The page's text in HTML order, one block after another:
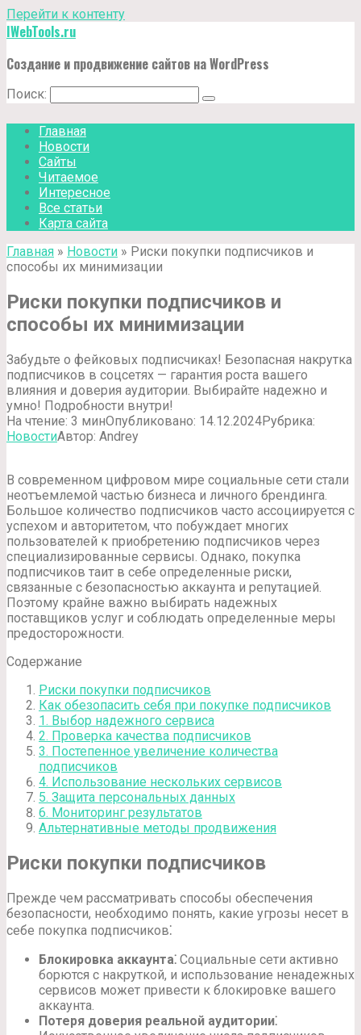
Перейти к контенту
IWebTools.ru
Создание и продвижение сайтов на WordPress
Поиск:
Главная
Новости
Сайты
Читаемое
Интересное
Все статьи
Карта сайта
Главная » Новости » Риски покупки подписчиков и
способы их минимизации
Риски покупки подписчиков и
способы их минимизации
Забудьте о фейковых подписчиках! Безопасная накрутка
подписчиков в соцсетях — гарантия роста вашего
влияния и доверия аудитории. Выбирайте надежно и
умно! Подробности внутри!
На чтение: 3 минОпубликовано: 14.12.2024Рубрика:
НовостиАвтор: Andrey
В современном цифровом мире социальные сети стали
неотъемлемой частью бизнеса и личного брендинга.
Большое количество подписчиков часто ассоциируется с
успехом и авторитетом, что побуждает многих
пользователей к приобретению подписчиков через
специализированные сервисы. Однако, покупка
подписчиков таит в себе определенные риски,
связанные с безопасностью аккаунта и репутацией.
Поэтому крайне важно выбирать надежных
поставщиков услуг и соблюдать определенные меры
предосторожности.
Содержание
Риски покупки подписчиков
Как обезопасить себя при покупке подписчиков
1. Выбор надежного сервиса
2. Проверка качества подписчиков
3. Постепенное увеличение количества
подписчиков
4. Использование нескольких сервисов
5. Защита персональных данных
6. Мониторинг результатов
Альтернативные методы продвижения
Риски покупки подписчиков
Прежде чем рассматривать способы обеспечения
безопасности, необходимо понять, какие угрозы несет в
себе покупка подписчиков⁚
Блокировка аккаунта⁚ Социальные сети активно
борются с накруткой, и использование ненадежных
сервисов может привести к блокировке вашего
аккаунта.
Потеря доверия реальной аудитории⁚